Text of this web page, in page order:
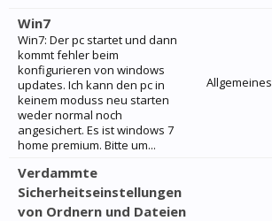
Win7
Win7: Der pc startet und dann
kommt fehler beim
konfigurieren von windows
updates. Ich kann den pc in
keinem moduss neu starten
weder normal noch
angesichert. Es ist windows 7
home premium. Bitte um...
Allgemeines
Verdammte
Sicherheitseinstellungen
von Ordnern und Dateien